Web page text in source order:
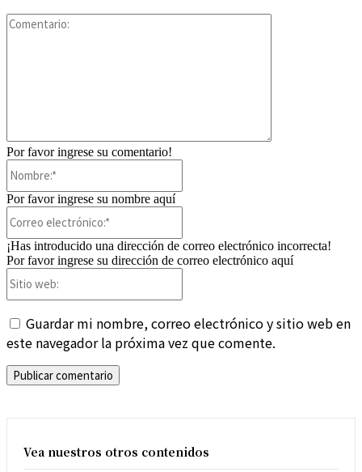
Por favor ingrese su comentario!
Por favor ingrese su nombre aquí
¡Has introducido una dirección de correo electrónico incorrecta!
Por favor ingrese su dirección de correo electrónico aquí
Guardar mi nombre, correo electrónico y sitio web en
este navegador la próxima vez que comente.
Vea nuestros otros contenidos